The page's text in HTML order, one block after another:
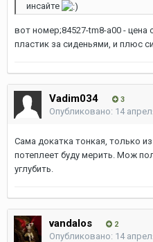
инсайте
вот номер;84527-tm8-a00 - цена
пластик за сиденьями, и плюс
Vadim034 3
Опубликовано: 14
Сама докатка тонкая, только
потеплеет буду мерить. Мож
углубить.
vandalos 2
Опубликовано: 14